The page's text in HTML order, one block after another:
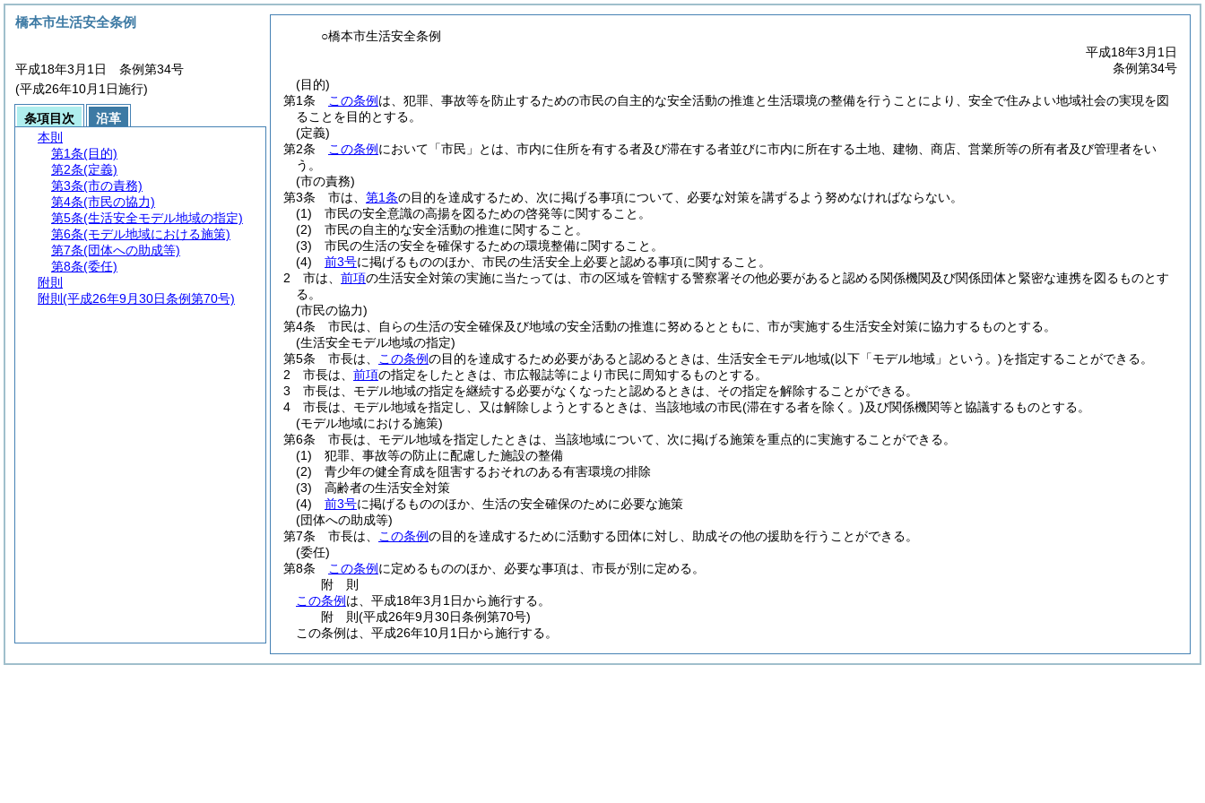
○橋本市生活安全条例
平成18年3月1日
条例第34号
(目的)
第1条
この条例 は、犯罪、事故等を防止するための市民の自主的な安全活動の推進と生活環境の整備を行うことにより、安全で住みよい地域社会の実現を図
ることを目的とする。
(定義)
第2条
この条例 において「市民」とは、市内に住所を有する者及び滞在する者並びに市内に所在する土地、建物、商店、営業所等の所有者及び管理者をい
う。
(市の責務)
第3条
市は、 第1条の目的を達成するため、次に掲げる事項について、必要な対策を講ずるよう努めなければならない。
(1)
市民の安全意識の高揚を図るための啓発等に関すること。
(2)
市民の自主的な安全活動の推進に関すること。
(3)
市民の生活の安全を確保するための環境整備に関すること。
(4)
前3号に掲げるもののほか、市民の生活安全上必要と認める事項に関すること。
2
市は、 前項の生活安全対策の実施に当たっては、市の区域を管轄する警察署その他必要があると認める関係機関及び関係団体と緊密な連携を図るものとす
る。
(市民の協力)
第4条
市民は、自らの生活の安全確保及び地域の安全活動の推進に努めるとともに、市が実施する生活安全対策に協力するものとする。
(生活安全モデル地域の指定)
第5条
市長は、 この条例の目的を達成するため必要があると認めるときは、生活安全モデル地域(以下「モデル地域」という。)を指定することができる。
2
市長は、 前項の指定をしたときは、市広報誌等により市民に周知するものとする。
3
市長は、モデル地域の指定を継続する必要がなくなったと認めるときは、その指定を解除することができる。
4
市長は、モデル地域を指定し、又は解除しようとするときは、当該地域の市民(滞在する者を除く。)及び関係機関等と協議するものとする。
(モデル地域における施策)
第6条
市長は、モデル地域を指定したときは、当該地域について、次に掲げる施策を重点的に実施することができる。
(1)
犯罪、事故等の防止に配慮した施設の整備
(2)
青少年の健全育成を阻害するおそれのある有害環境の排除
(3)
高齢者の生活安全対策
(4)
前3号に掲げるもののほか、生活の安全確保のために必要な施策
(団体への助成等)
第7条
市長は、 この条例の目的を達成するために活動する団体に対し、助成その他の援助を行うことができる。
(委任)
第8条
この条例 に定めるもののほか、必要な事項は、市長が別に定める。
附 則
この条例 は、平成18年3月1日から施行する。
附 則(平成26年9月30日条例第70号)
この条例は、平成26年10月1日から施行する。
橋本市生活安全条例
平成18年3月1日 条例第34号
(平成26年10月1日施行)
条項目次
沿革
本則
第1条(目的)
第2条(定義)
第3条(市の責務)
第4条(市民の協力)
第5条(生活安全モデル地域の指定)
第6条(モデル地域における施策)
第7条(団体への助成等)
第8条(委任)
附則
附則 (平成26年9月30日条例第70号)